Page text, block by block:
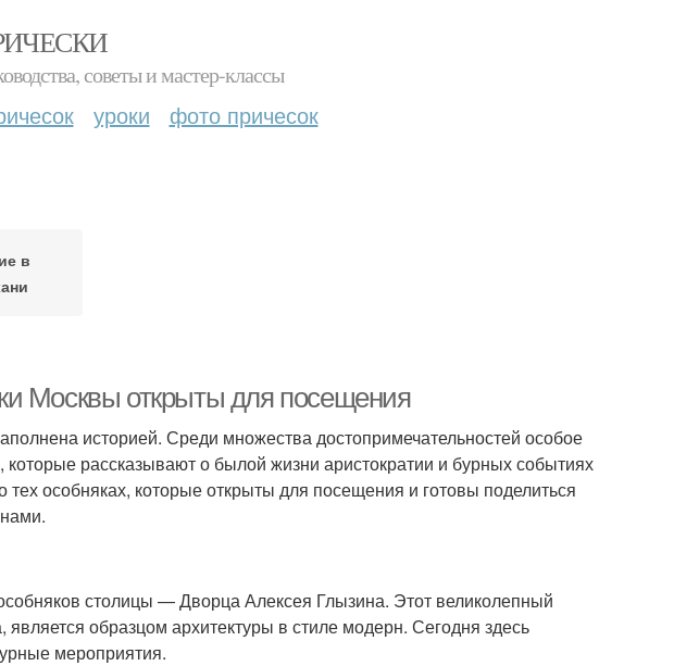
советы и мастер-классы
уроки фото причесок
в
Москвы открыты для посещения
историей. Среди множества достопримечательностей особое
которые рассказывают о былой жизни аристократии и бурных событиях
особняках, которые открыты для посещения и готовы поделиться
столицы — Дворца Алексея Глызина. Этот великолепный
образцом архитектуры в стиле модерн. Сегодня здесь
мероприятия.